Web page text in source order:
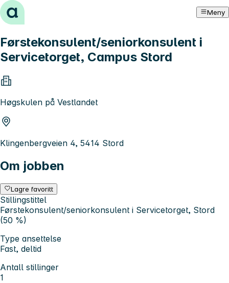
Hopp til innhold Meny
Førstekonsulent/seniorkonsulent i
Servicetorget, Campus Stord
Høgskulen på Vestlandet
Klingenbergveien 4, 5414 Stord
Om jobben
Lagre favoritt
Stillingstittel
Førstekonsulent/seniorkonsulent i Servicetorget, Stord
(50 %)
Type ansettelse
Fast, deltid
Antall stillinger
1